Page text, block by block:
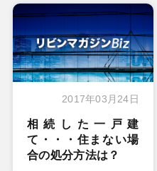
2017年03月24日
相続した一戸建
て・・・住まない場
合の処分方法は？